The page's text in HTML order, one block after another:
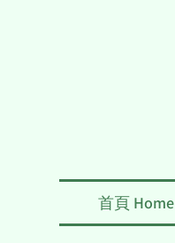
首頁 Home